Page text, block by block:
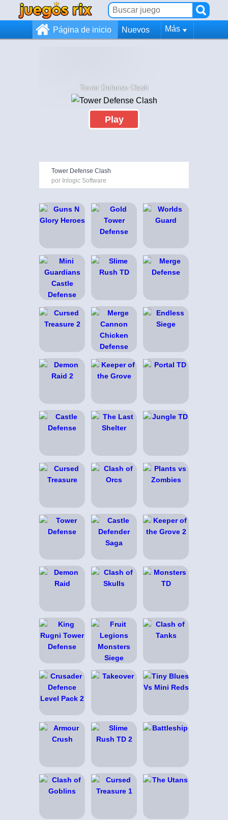
Página de inicio Nuevos Más
Tower Defense Clash
Play
Tower Defense Clash
por Inlogic Software